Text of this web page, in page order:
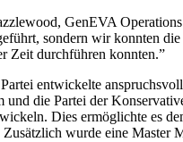
GenEVA
sondern wir konnten
Zeit durchführen konnten.”
entwickelte
und die Partei der
Dies ermöglichte es
Zusätzlich wurde eine Master